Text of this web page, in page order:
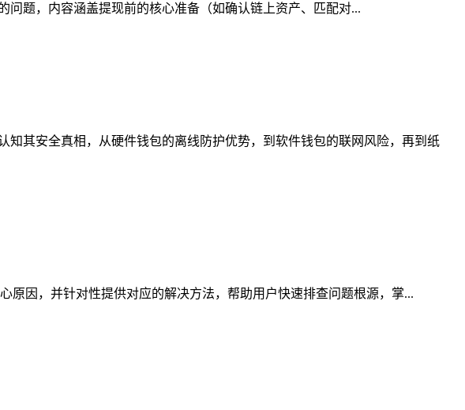
问题，内容涵盖提现前的核心准备（如确认链上资产、匹配对...
其安全真相，从硬件钱包的离线防护优势，到软件钱包的联网风险，再到纸
原因，并针对性提供对应的解决方法，帮助用户快速排查问题根源，掌...